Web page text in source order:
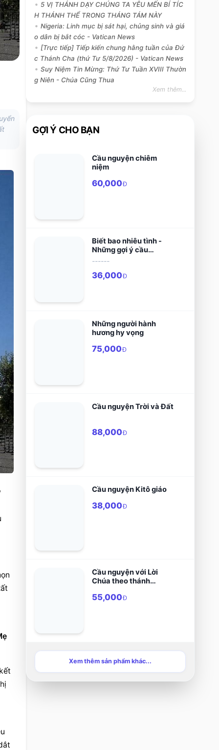
5 VỊ THÁNH DẠY CHÚNG TA YÊU MẾN BÍ TÍC
H THÁNH THỂ TRONG THÁNG TÁM NÀY
Nigeria: Linh mục bị sát hại, chủng sinh và giá
o dân bị bắt cóc - Vatican News
[Trực tiếp] Tiếp kiến chung hằng tuần của Đứ
c Thánh Cha (thứ Tư 5/8/2026) - Vatican News
Suy Niệm Tin Mừng: Thứ Tư Tuần XVIII Thườn
g Niên - Chúa Cũng Thua
Xem thêm...
GỢI Ý CHO BẠN
Cầu nguyện chiêm
niệm
60,000Đ
Biết bao nhiêu tình -
Những gợi ý cầu
------
36,000Đ
Những người hành
hương hy vọng
75,000Đ
Cầu nguyện Trời và Đất
88,000Đ
Cầu nguyện Kitô giáo
38,000Đ
Cầu nguyện với Lời
Chúa theo thánh
55,000Đ
Xem thêm sản phẩm khác...